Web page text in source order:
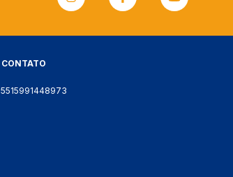
CONTATO
5515991448973